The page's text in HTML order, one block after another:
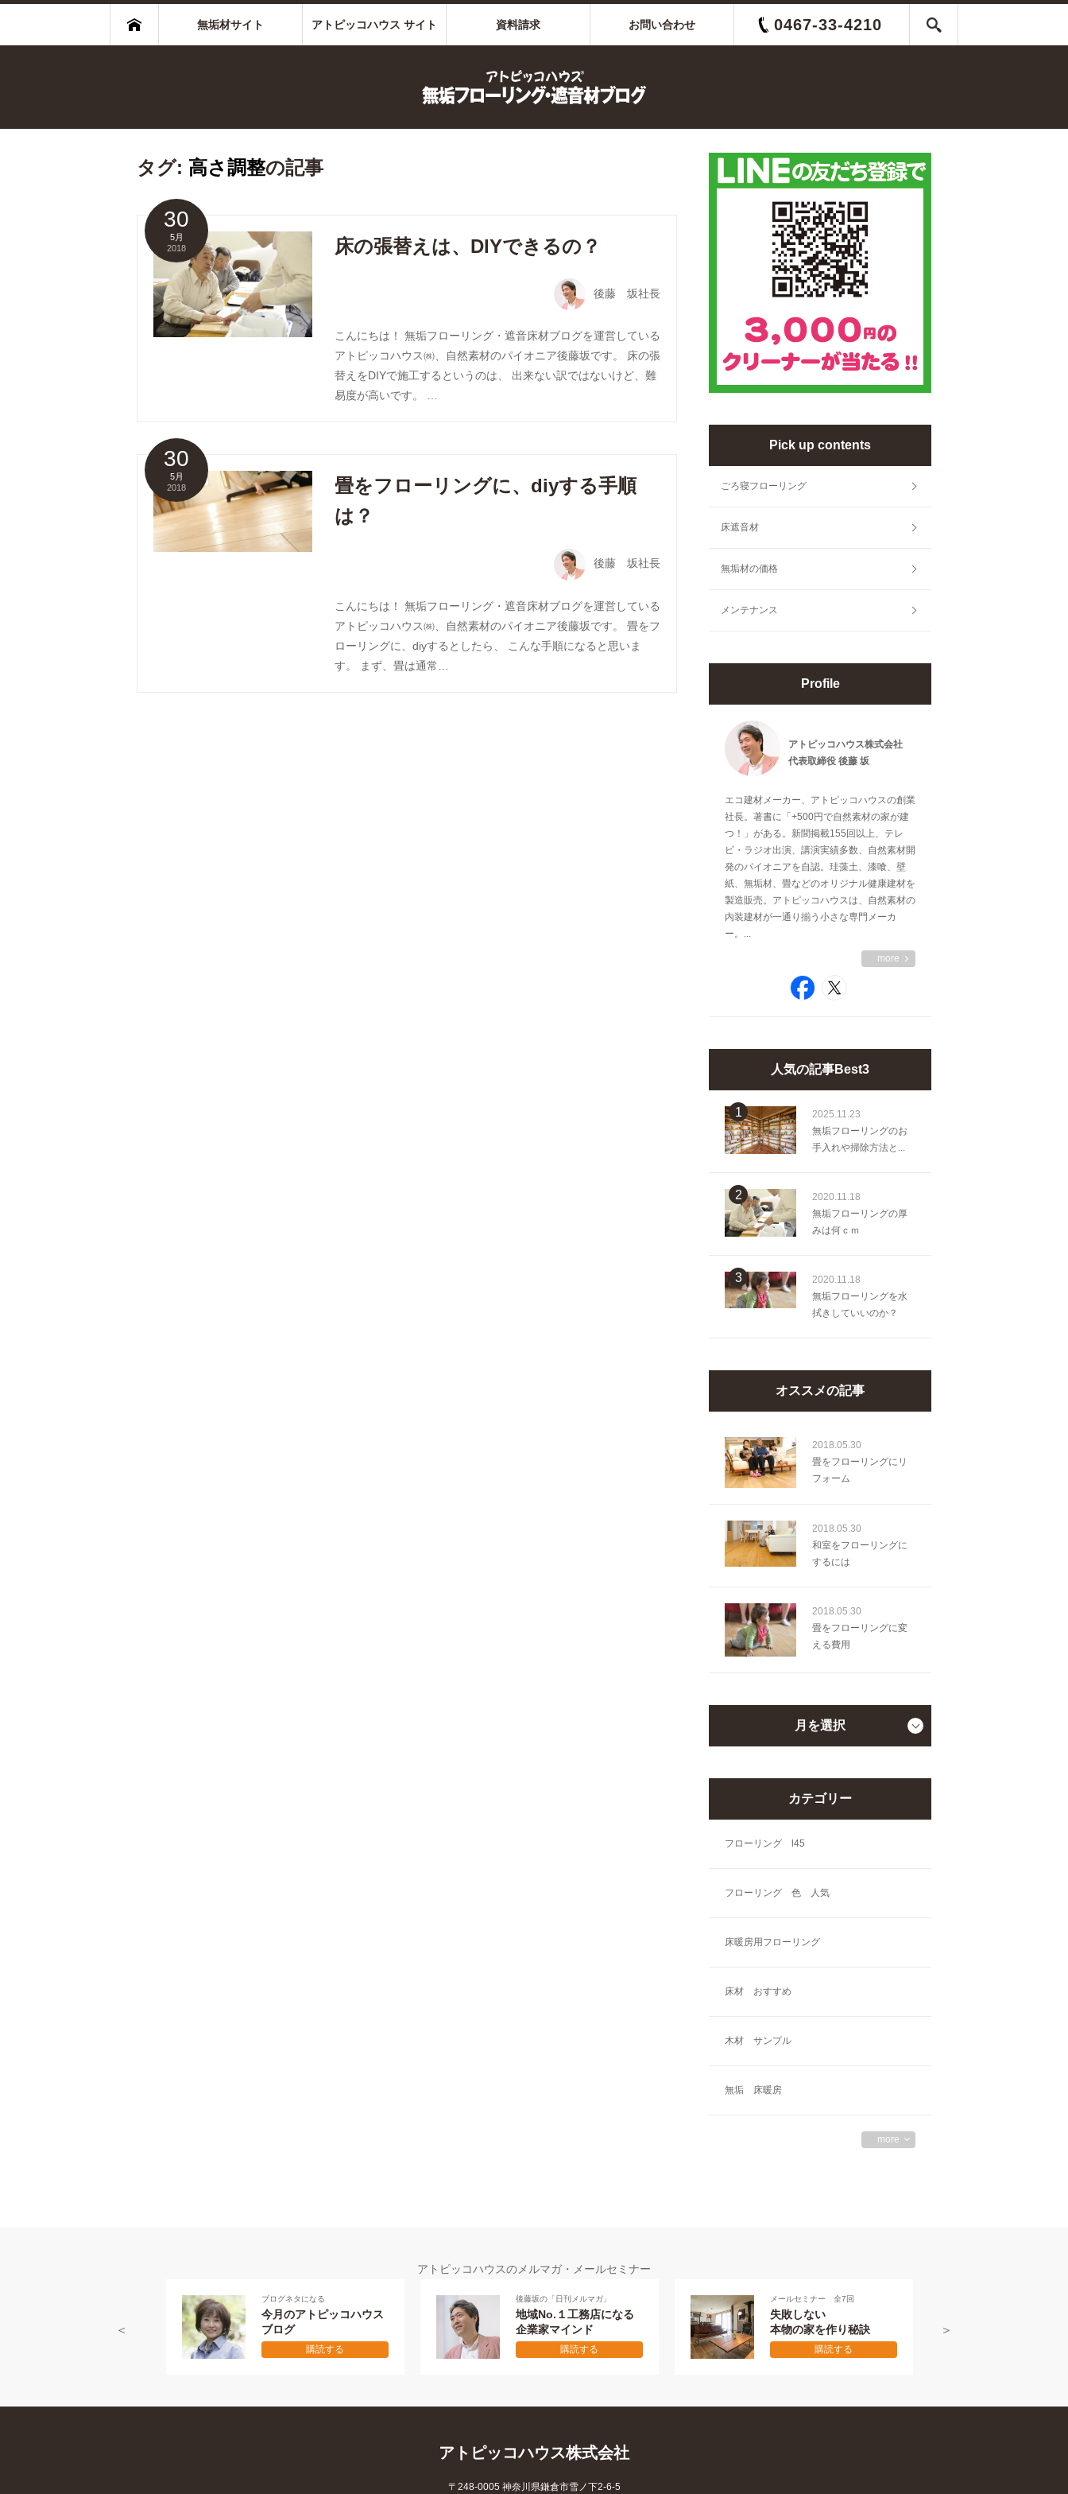
無垢材サイト アトピッコハウス サイト 資料請求 お問い合わせ 0467-33-4210
タグ: 高さ調整の記事
30
5月
2018
床の張替えは、DIYできるの？
後藤 坂社長
こんにちは！ 無垢フローリング・遮音床材ブログを運営している
アトピッコハウス㈱、自然素材のパイオニア後藤坂です。 床の張
替えをDIYで施工するというのは、 出来ない訳ではないけど、難
易度が高いです。 …
30
5月
2018
畳をフローリングに、diyする手順
は？
後藤 坂社長
こんにちは！ 無垢フローリング・遮音床材ブログを運営している
アトピッコハウス㈱、自然素材のパイオニア後藤坂です。 畳をフ
ローリングに、diyするとしたら、 こんな手順になると思いま
す。 まず、畳は通常…
Pick up contents
ごろ寝フローリング
床遮音材
無垢材の価格
メンテナンス
Profile
アトピッコハウス株式会社
代表取締役 後藤 坂
エコ建材メーカー、アトピッコハウスの創業
社長。著書に「+500円で自然素材の家が建
つ！」がある。新聞掲載155回以上、テレ
ビ・ラジオ出演、講演実績多数、自然素材開
発のパイオニアを自認。珪藻土、漆喰、壁
紙、無垢材、畳などのオリジナル健康建材を
製造販売。アトピッコハウスは、自然素材の
内装建材が一通り揃う小さな専門メーカ
ー。...
more
人気の記事Best3
1
2025.11.23
無垢フローリングのお
手入れや掃除方法と...
2
2020.11.18
無垢フローリングの厚
みは何ｃｍ
3
2020.11.18
無垢フローリングを水
拭きしていいのか？
オススメの記事
2018.05.30
畳をフローリングにリ
フォーム
2018.05.30
和室をフローリングに
するには
2018.05.30
畳をフローリングに変
える費用
月を選択
カテゴリー
フローリング l45
フローリング 色 人気
床暖房用フローリング
床材 おすすめ
木材 サンプル
無垢 床暖房
more
アトピッコハウスのメルマガ・メールセミナー
ブログネタになる
今月のアトピッコハウス
購読する
後藤坂の「日刊メルマガ」
地域No.１工務店になる
企業家マインド
購読する
メールセミナー 全7回
失敗しない
本物の家を作り秘訣
購読する
アトピッコハウス株式会社
〒248-0005 神奈川県鎌倉市雪ノ下2-6-5